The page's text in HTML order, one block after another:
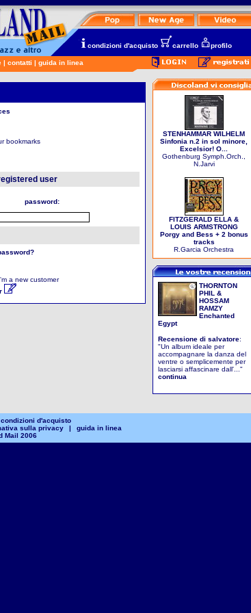
condizioni d'acquisto carrello profilo
| contatti | guida in linea
bookmarks
user
password:
a new customer
STENHAMMAR WILHELM
Sinfonia n.2 in sol minore,
Excelsior! O...
Gothenburg Symph.Orch.,
N.Jarvi
FITZGERALD ELLA &
LOUIS ARMSTRONG
Porgy and Bess + 2 bonus
tracks
R.Garcia Orchestra
THORNTON
PHIL &
HOSSAM
RAMZY
Enchanted
Egypt
Recensione di salvatore:
"Un album ideale per
accompagnare la danza del
ventre o semplicemente per
lasciarsi affascinare dall'..."
continua
condizioni d'acquisto
sulla privacy |
guida in linea
Mail 2006